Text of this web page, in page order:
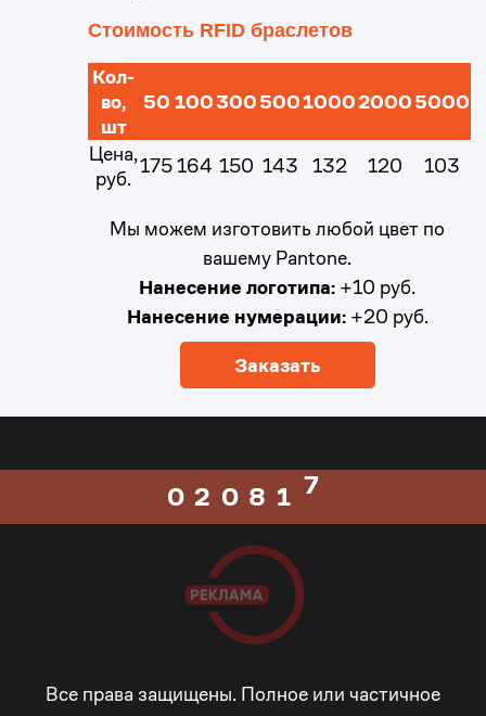
Стоимость RFID браслетов
Кол-
во,
шт
50 100300500100020005000
Цена,
руб.
175164 150 143 132 120 103
Мы можем изготовить любой цвет по
вашему Pantone.
Нанесение логотипа: +10 руб.
Нанесение нумерации:+20 руб.
Заказать
0
3
2
5
0
1
2
3
1
2
3
4
5
6
8
9
_
-
1
2
3
4
2
4
5
7
8
9
Все права защищены. Полное или частичное